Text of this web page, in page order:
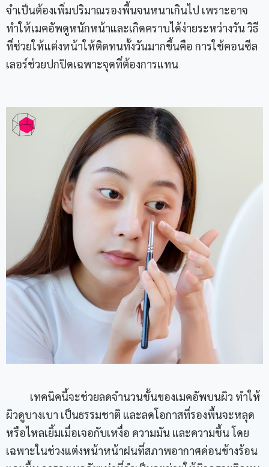
จำเป็นต้องเพิ่มปริมาณรองพื้นจนหนาเกินไป เพราะอาจ
ทำให้เมคอัพดูหนักหน้าและเกิดคราบได้ง่ายระหว่างวัน วิธี
ที่ช่วยให้แต่งหน้าให้ติดทนทั้งวันมากขึ้นคือ การใช้คอนซีล
เลอร์ช่วยปกปิดเฉพาะจุดที่ต้องการแทน
เทคนิคนี้จะช่วยลดจำนวนชั้นของเมคอัพบนผิว ทำให้
ผิวดูบางเบา เป็นธรรมชาติ และลดโอกาสที่รองพื้นจะหลุด
หรือไหลเยิ้มเมื่อเจอกับเหงื่อ ความมัน และความชื้น โดย
เฉพาะในช่วงแต่งหน้าหน้าฝนที่สภาพอากาศค่อนข้างร้อน